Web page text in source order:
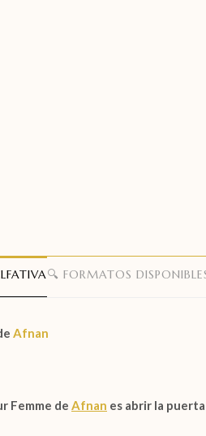
🔍 FORMATOS
Afnan
Femme de Afnan es abrir la